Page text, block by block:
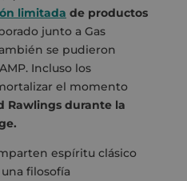
limitada de productos
junto a Gas
se pudieron
Incluso los
el momento
Rawlings durante la
espíritu clásico
filosofía